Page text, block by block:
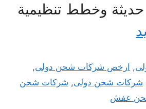
حديثة وخطط تنظيمية
, ارخص شركات شحن دولى,
شركات شحن دولى, شركات شحن
عفش